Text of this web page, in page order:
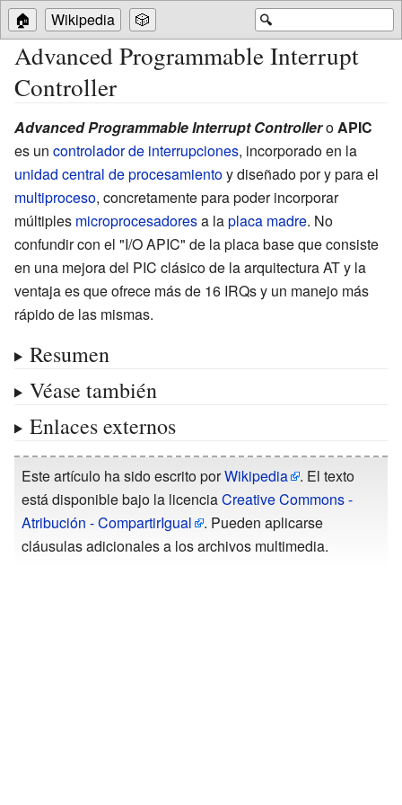
🔍
🏠 Wikipedia 🎲
Advanced Programmable Interrupt
Controller
Advanced Programmable Interrupt Controllero APIC
es un controlador de interrupciones, incorporado en la
unidad central de procesamientoy diseñado por y para el
multiproceso, concretamente para poder incorporar
múltiples microprocesadoresa laplaca madre. No
confundir con el "I/O APIC" de la placa base que consiste
en una mejora del PIC clásico de la arquitectura AT y la
ventaja es que ofrece más de 16 IRQs y un manejo más
rápido de las mismas.
Resumen
Véase también
Enlaces externos
Este artículo ha sido escrito porWikipedia
. El texto
está disponible bajo la licenciaCreative Commons -
Atribución - CompartirIgual
. Pueden aplicarse
cláusulas adicionales a los archivos multimedia.